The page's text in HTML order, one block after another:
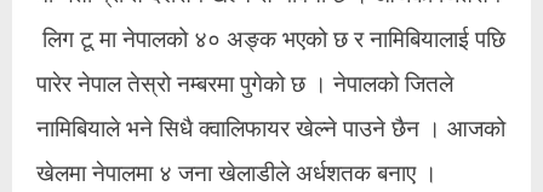
लिग टू मा नेपालको ४० अङ्क भएको छ र नामिबियालाई पछि
पारेर नेपाल तेस्रो नम्बरमा पुगेको छ । नेपालको जितले
नामिबियाले भने सिधै क्वालिफायर खेल्ने पाउने छैन । आजको
खेलमा नेपालमा ४ जना खेलाडीले अर्धशतक बनाए ।